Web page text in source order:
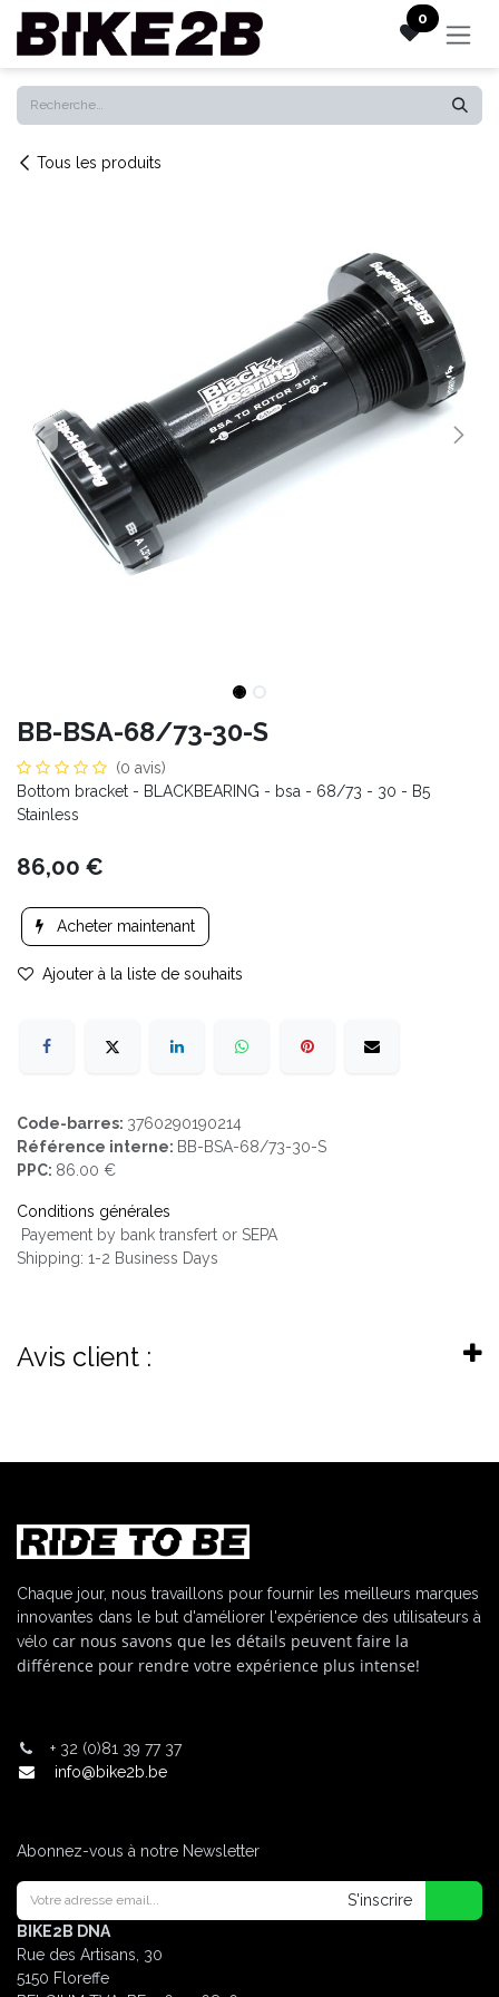
Se rendre au contenu 0
Tous les produits
BB-BSA-68/73-30-S
(0 avis)
Bottom bracket - BLACKBEARING - bsa - 68/73 - 30 - B5
Stainless
86,00 €
Acheter maintenant
Ajouter à la liste de souhaits
Code-barres: 3760290190214
Référence interne: BB-BSA-68/73-30-S
PPC: 86.00 €
Conditions générales
Payement by bank transfert or SEPA
Shipping: 1-2 Business Days
Avis client :
Chaque jour, nous travaillons pour fournir les meilleurs marques
innovantes dans le but d'améliorer l'expérience des utilisateurs à
vélo car nous savons que les détails peuvent faire la
différence pour rendre votre expérience plus intense!
+ 32 (0)81 39 77 37
info@bike2b.be
Abonnez-vous à notre Newsletter
S'inscrire
BIKE2B DNA
Rue des Artisans, 30
5150 Floreffe